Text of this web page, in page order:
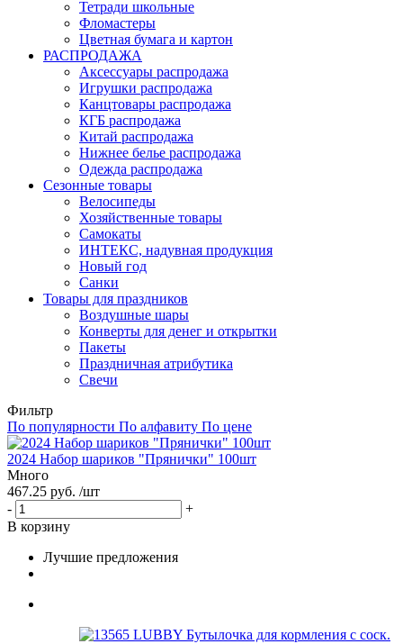
Тетради школьные
Фломастеры
Цветная бумага и картон
РАСПРОДАЖА
Аксессуары распродажа
Игрушки распродажа
Канцтовары распродажа
КГБ распродажа
Китай распродажа
Нижнее белье распродажа
Одежда распродажа
Сезонные товары
Велосипеды
Хозяйственные товары
Самокаты
ИНТЕКС, надувная продукция
Новый год
Санки
Товары для праздников
Воздушные шары
Конверты для денег и открытки
Пакеты
Праздничная атрибутика
Свечи
Фильтр
По популярности По алфавиту По цене
2024 Набор шариков "Прянички" 100шт
Много
467.25 руб. /шт
-
+
В корзину
Лучшие предложения